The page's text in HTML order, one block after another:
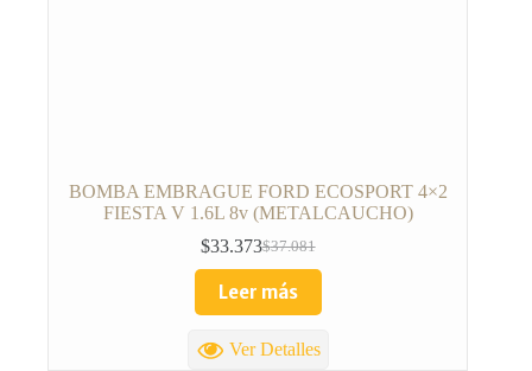
BOMBA EMBRAGUE FORD ECOSPORT 4×2
FIESTA V 1.6L 8v (METALCAUCHO)
$37.081
$33.373
Leer más
Ver Detalles